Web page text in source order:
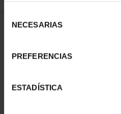
NECESARIAS
PREFERENCIAS
ESTADÍSTICA
2 Productos encontrados